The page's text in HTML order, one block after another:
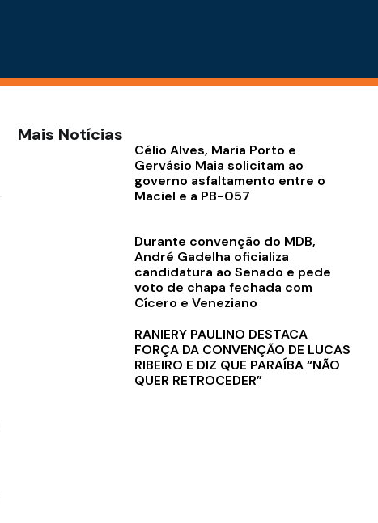
Mais Notícias
Célio Alves, Maria Porto e
Gervásio Maia solicitam ao
governo asfaltamento entre o
Maciel e a PB-057
Durante convenção do MDB,
André Gadelha oficializa
candidatura ao Senado e pede
voto de chapa fechada com
Cícero e Veneziano
RANIERY PAULINO DESTACA
FORÇA DA CONVENÇÃO DE LUCAS
RIBEIRO E DIZ QUE PARAÍBA “NÃO
QUER RETROCEDER”